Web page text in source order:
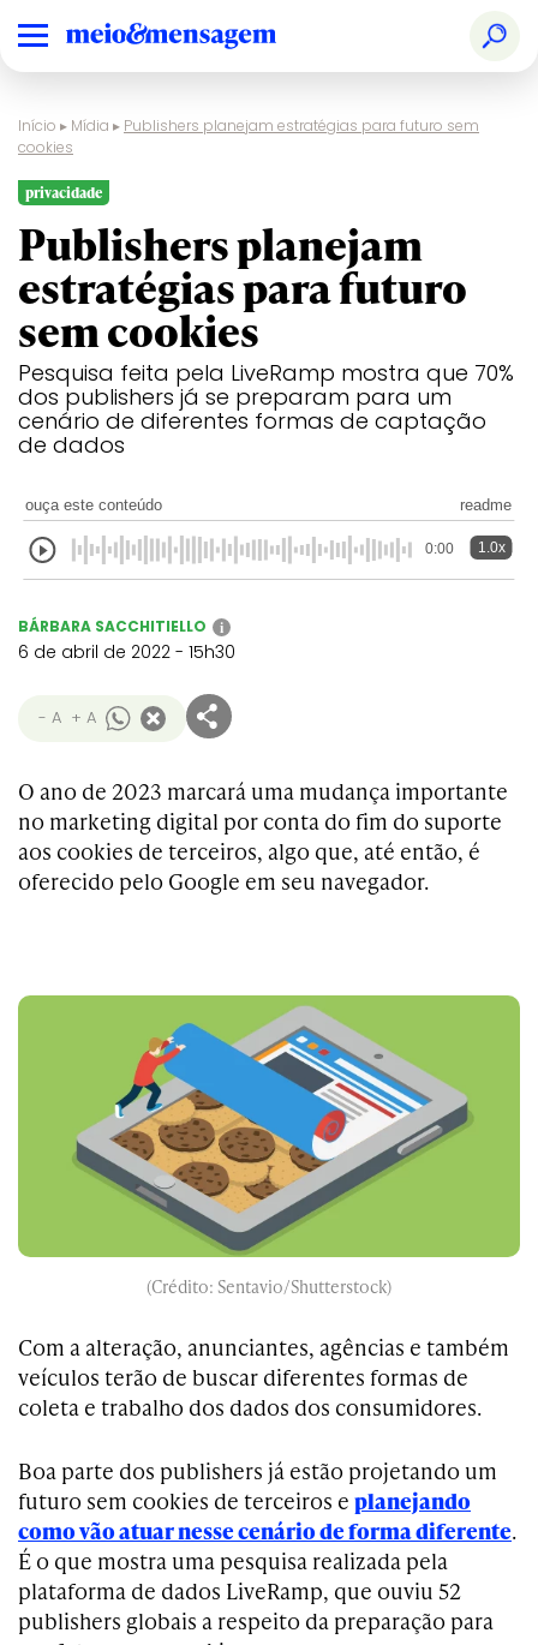
Início ▸ Mídia ▸ Publishers planejam estratégias para futuro sem
cookies
privacidade
Publishers planejam
estratégias para futuro
sem cookies
Pesquisa feita pela LiveRamp mostra que 70%
dos publishers já se preparam para um
cenário de diferentes formas de captação
de dados
ouça este conteúdo readme
0:00 1.0x
BÁRBARA SACCHITIELLO i
6 de abril de 2022 - 15h30
- A + A
O ano de 2023 marcará uma mudança importante
no marketing digital por conta do fim do suporte
aos cookies de terceiros, algo que, até então, é
oferecido pelo Google em seu navegador.
(Crédito: Sentavio/Shutterstock)
Com a alteração, anunciantes, agências e também
veículos terão de buscar diferentes formas de
coleta e trabalho dos dados dos consumidores.
Boa parte dos publishers já estão projetando um
futuro sem cookies de terceiros e planejando
como vão atuar nesse cenário de forma diferente.
É o que mostra uma pesquisa realizada pela
plataforma de dados LiveRamp, que ouviu 52
publishers globais a respeito da preparação para